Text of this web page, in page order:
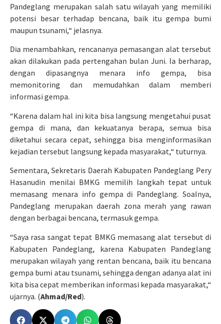
Pandeglang merupakan salah satu wilayah yang memiliki
potensi besar terhadap bencana, baik itu gempa bumi
maupun tsunami,“ jelasnya.
Dia menambahkan, rencananya pemasangan alat tersebut
akan dilakukan pada pertengahan bulan Juni. Ia berharap,
dengan dipasangnya menara info gempa, bisa
memonitoring dan memudahkan dalam memberi
informasi gempa.
“Karena dalam hal ini kita bisa langsung mengetahui pusat
gempa di mana, dan kekuatanya berapa, semua bisa
diketahui secara cepat, sehingga bisa menginformasikan
kejadian tersebut langsung kepada masyarakat,“ tuturnya.
Sementara, Sekretaris Daerah Kabupaten Pandeglang Pery
Hasanudin menilai BMKG memilih langkah tepat untuk
memasang menara info gempa di Pandeglang. Soalnya,
Pandeglang merupakan daerah zona merah yang rawan
dengan berbagai bencana, termasuk gempa.
“Saya rasa sangat tepat BMKG memasang alat tersebut di
Kabupaten Pandeglang, karena Kabupaten Pandeglang
merupakan wilayah yang rentan bencana, baik itu bencana
gempa bumi atau tsunami, sehingga dengan adanya alat ini
kita bisa cepat memberikan informasi kepada masyarakat,“
ujarnya. (Ahmad/Red).